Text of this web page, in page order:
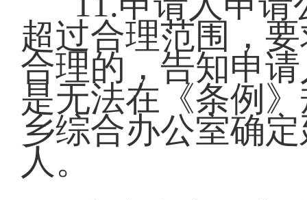
超过合理范围，
合理的，告知申
是无法在《条例
乡综合办公室确
人。